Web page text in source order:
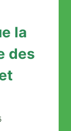
la
des